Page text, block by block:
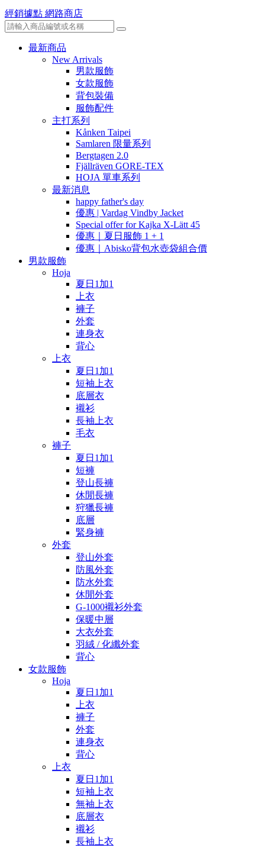
經銷據點 網路商店
最新商品
New Arrivals
男款服飾
女款服飾
背包裝備
服飾配件
主打系列
Kånken Taipei
Samlaren 限量系列
Bergtagen 2.0
Fjällräven GORE-TEX
HOJA 單車系列
最新消息
happy father's day
優惠 | Vardag Vindby Jacket
Special offer for Kajka X-Lätt 45
優惠｜夏日服飾 1 + 1
優惠｜Abisko背包水壺袋組合價
男款服飾
Hoja
夏日1加1
上衣
褲子
外套
連身衣
背心
上衣
夏日1加1
短袖上衣
底層衣
襯衫
長袖上衣
毛衣
褲子
夏日1加1
短褲
登山長褲
休閒長褲
狩獵長褲
底層
緊身褲
外套
登山外套
防風外套
防水外套
休閒外套
G-1000襯衫外套
保暖中層
大衣外套
羽絨 / 化纖外套
背心
女款服飾
Hoja
夏日1加1
上衣
褲子
外套
連身衣
背心
上衣
夏日1加1
短袖上衣
無袖上衣
底層衣
襯衫
長袖上衣